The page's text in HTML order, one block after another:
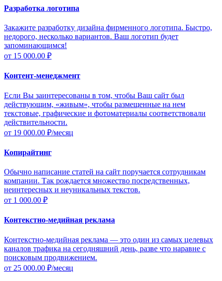
Разработка логотипа
Закажите разработку дизайна фирменного логотипа. Быстро,
недорого, несколько вариантов. Ваш логотип будет
запоминающимся!
от 15 000.00 ₽
Контент-менеджмент
Если Вы заинтересованы в том, чтобы Ваш сайт был
действующим, «живым», чтобы размещенные на нем
текстовые, графические и фотоматериалы соответствовали
действительности.
от 19 000.00 ₽/месяц
Копирайтинг
Обычно написание статей на сайт поручается сотрудникам
компании. Так рождается множество посредственных,
неинтересных и неуникальных текстов.
от 1 000.00 ₽
Контекстно-медийная реклама
Контекстно-медийная реклама — это один из самых целевых
каналов трафика на сегодняшний день, разве что наравне с
поисковым продвижением.
от 25 000.00 ₽/месяц